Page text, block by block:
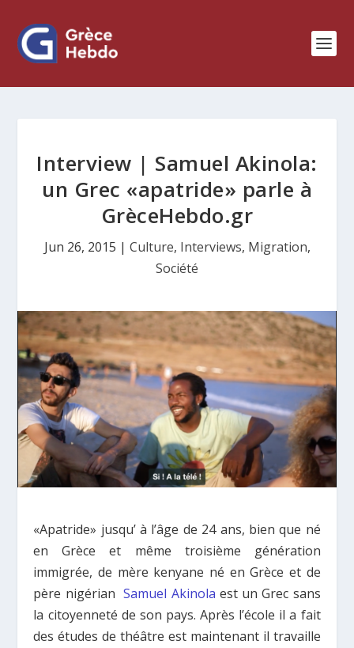
Interview | Samuel Akinola:
un Grec «apatride» parle à
GrèceHebdo.gr
Jun 26, 2015 | Culture, Interviews, Migration,
Société
«Apatride» jusqu’ à l’âge de 24 ans, bien que né
en Grèce et même troisième génération
immigrée, de mère kenyane né en Grèce et de
père nigérianSamuel Akinola est un Grec sans
la citoyenneté de son pays. Après l’école il a fait
des études de théâtre est maintenant il travaille